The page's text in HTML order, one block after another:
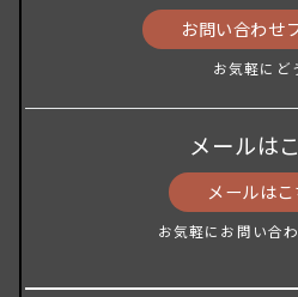
お問い合わせ
お気軽にど
メールは
メールはこ
お気軽にお問い合